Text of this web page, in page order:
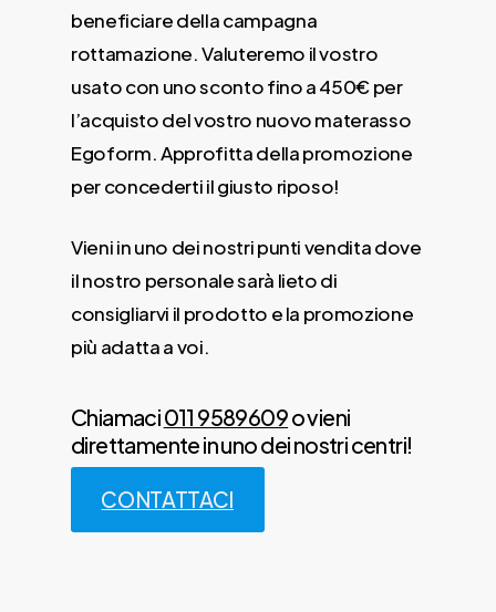
beneficiare della campagna
rottamazione. Valuteremo il vostro
usato con uno sconto fino a 450€ per
l’acquisto del vostro nuovo materasso
Egoform. Approfitta della promozione
per concederti il giusto riposo!
Vieni in uno dei nostri punti vendita dove
il nostro personale sarà lieto di
consigliarvi il prodotto e la promozione
più adatta a voi.
Chiamaci011 9589609o vieni
direttamente in uno dei nostri centri!
CONTATTACI